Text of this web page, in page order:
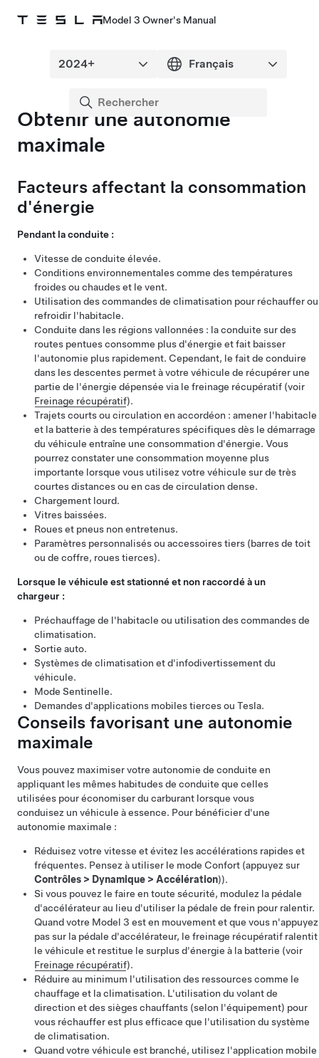
Model 3 Owner's Manual
Obtenir une autonomie
maximale
Facteurs affectant la consommation
d'énergie
Pendant la conduite :
Vitesse de conduite élevée.
Conditions environnementales comme des températures
froides ou chaudes et le vent.
Utilisation des commandes de climatisation pour réchauffer ou
refroidir l'habitacle.
Conduite dans les régions vallonnées : la conduite sur des
routes pentues consomme plus d'énergie et fait baisser
l'autonomie plus rapidement. Cependant, le fait de conduire
dans les descentes permet à votre véhicule de récupérer une
partie de l'énergie dépensée via le freinage récupératif (voir
Freinage récupératif).
Trajets courts ou circulation en accordéon : amener l'habitacle
et la batterie à des températures spécifiques dès le démarrage
du véhicule entraîne une consommation d'énergie. Vous
pourrez constater une consommation moyenne plus
importante lorsque vous utilisez votre véhicule sur de très
courtes distances ou en cas de circulation dense.
Chargement lourd.
Vitres baissées.
Roues et pneus non entretenus.
Paramètres personnalisés ou accessoires tiers (barres de toit
ou de coffre, roues tierces).
Lorsque le véhicule est stationné et non raccordé à un
chargeur :
Préchauffage de l'habitacle ou utilisation des commandes de
climatisation.
Sortie auto.
Systèmes de climatisation et d'infodivertissement du
véhicule.
Mode Sentinelle.
Demandes d'applications mobiles tierces ou Tesla.
Conseils favorisant une autonomie
maximale
Vous pouvez maximiser votre autonomie de conduite en
appliquant les mêmes habitudes de conduite que celles
utilisées pour économiser du carburant lorsque vous
conduisez un véhicule à essence. Pour bénéficier d'une
autonomie maximale :
Réduisez votre vitesse et évitez les accélérations rapides et
fréquentes. Pensez à utiliser le mode Confort (appuyez sur
Contrôles > Dynamique > Accélération)).
Si vous pouvez le faire en toute sécurité, modulez la pédale
d'accélérateur au lieu d'utiliser la pédale de frein pour ralentir.
Quand votre Model 3 est en mouvement et que vous n'appuyez
pas sur la pédale d'accélérateur, le freinage récupératif ralentit
le véhicule et restitue le surplus d'énergie à la batterie (voir
Freinage récupératif).
Réduire au minimum l'utilisation des ressources comme le
chauffage et la climatisation. L'utilisation du volant de
direction et des sièges chauffants (selon l'équipement) pour
vous réchauffer est plus efficace que l'utilisation du système
de climatisation.
Quand votre véhicule est branché, utilisez l'application mobile